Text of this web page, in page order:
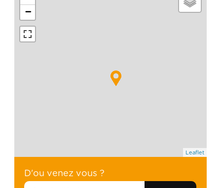
−
Leaflet
D'ou venez vous ?